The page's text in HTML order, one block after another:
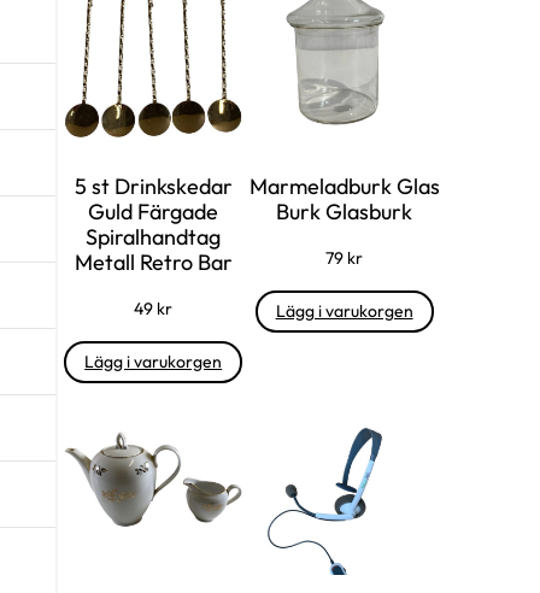
v
r
:
9
9
k
.
3
k
r
5 st Drinkskedar
Guld Färgade
Spiralhandtag
Metall Retro Bar
49 kr
Lägg i varukorgen
Marmeladburk Glas
Burk Glasburk
79 kr
Lägg i varukorgen